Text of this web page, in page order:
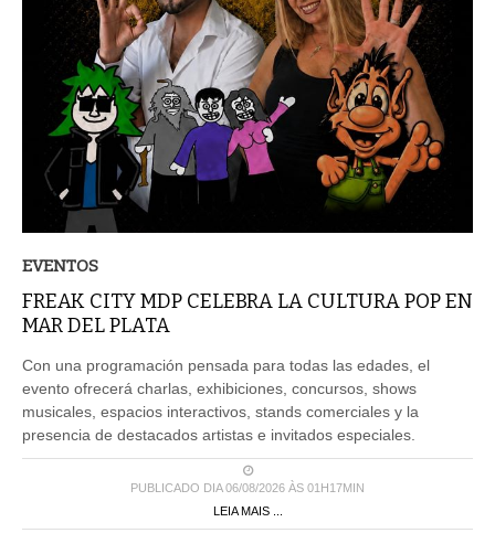
EVENTOS
FREAK CITY MDP CELEBRA LA CULTURA POP EN
MAR DEL PLATA
Con una programación pensada para todas las edades, el
evento ofrecerá charlas, exhibiciones, concursos, shows
musicales, espacios interactivos, stands comerciales y la
presencia de destacados artistas e invitados especiales.
PUBLICADO DIA 06/08/2026 ÀS 01H17MIN
LEIA MAIS ...